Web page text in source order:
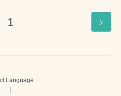
1
Language